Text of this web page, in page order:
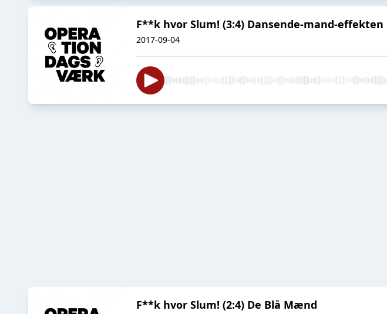
F**k hvor Slum! (3:4) Dansende-mand-effekten
2017-09-04
F**k hvor Slum! (2:4) De Blå Mænd